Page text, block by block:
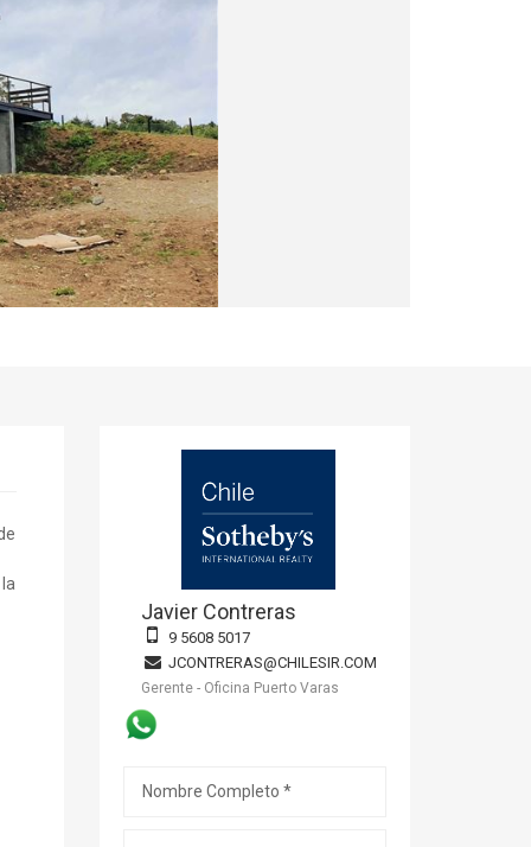
Javier Contreras
9 5608 5017
JCONTRERAS@CHILESIR.COM
Gerente - Oficina Puerto Varas